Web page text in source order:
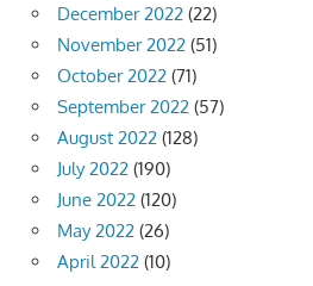
December 2022 (22)
November 2022 (51)
October 2022 (71)
September 2022 (57)
August 2022 (128)
July 2022 (190)
June 2022 (120)
May 2022 (26)
April 2022 (10)